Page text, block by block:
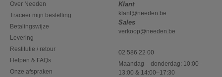
Over Needen
Traceer mijn bestelling
Betalingswijze
Levering
Restitutie / retour
Helpen & FAQs
Onze afspraken
Klant
klant@needen.be
Sales
verkoop@needen.be
02 586 22 00
Maandag – donderdag: 10:00–
13:00 & 14:00–17:30